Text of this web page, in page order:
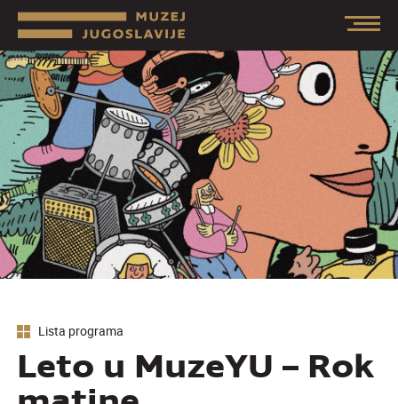
Lista programa
Leto u MuzeYU – Rok